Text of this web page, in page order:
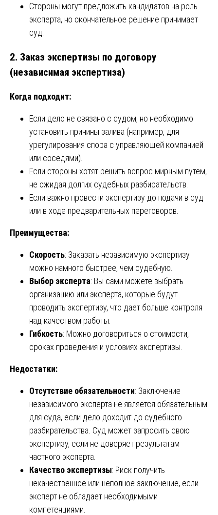
Стороны могут предложить кандидатов на роль
эксперта, но окончательное решение принимает
суд.
2. Заказ экспертизы по договору
(независимая экспертиза)
Когда подходит:
Если дело не связано с судом, но необходимо
установить причины залива (например, для
урегулирования спора с управляющей компанией
или соседями).
Если стороны хотят решить вопрос мирным путем,
не ожидая долгих судебных разбирательств.
Если важно провести экспертизу до подачи в суд
или в ходе предварительных переговоров.
Преимущества:
Скорость: Заказать независимую экспертизу
можно намного быстрее, чем судебную.
Выбор эксперта: Вы сами можете выбрать
организацию или эксперта, которые будут
проводить экспертизу, что дает больше контроля
над качеством работы.
Гибкость: Можно договориться о стоимости,
сроках проведения и условиях экспертизы.
Недостатки:
Отсутствие обязательности: Заключение
независимого эксперта не является обязательным
для суда, если дело доходит до судебного
разбирательства. Суд может запросить свою
экспертизу, если не доверяет результатам
частного эксперта.
Качество экспертизы: Риск получить
некачественное или неполное заключение, если
эксперт не обладает необходимыми
компетенциями.